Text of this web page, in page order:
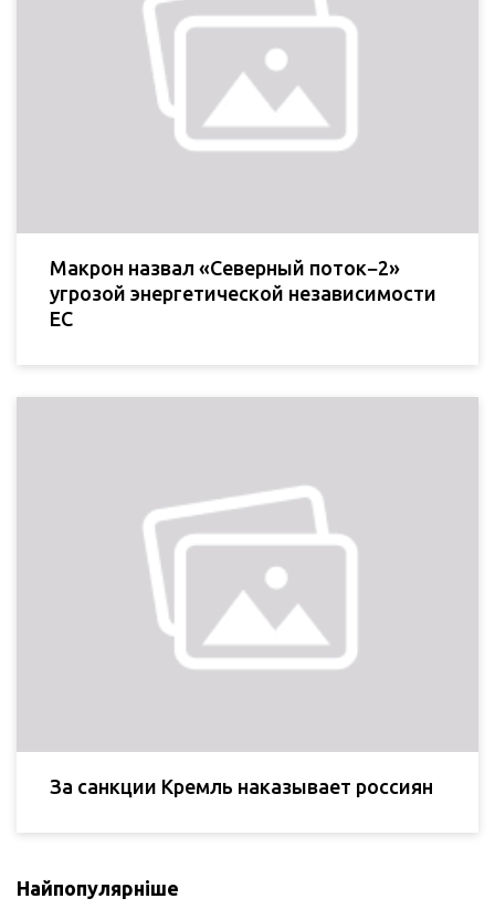
Макрон назвал «Северный поток−2»
угрозой энергетической независимости
ЕС
За санкции Кремль наказывает россиян
Найпопулярніше